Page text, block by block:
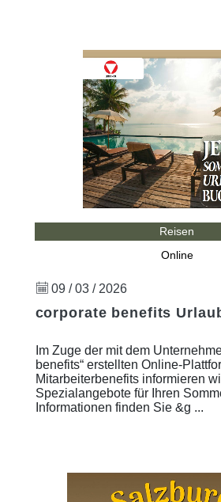
Reisen
Online
09 / 03 / 2026
corporate benefits
Im Zuge der mit dem
benefits“ erstellten Online-
Mitarbeiterbenefits informieren
Spezialangebote für Ihren
Informationen finden Sie &g ...